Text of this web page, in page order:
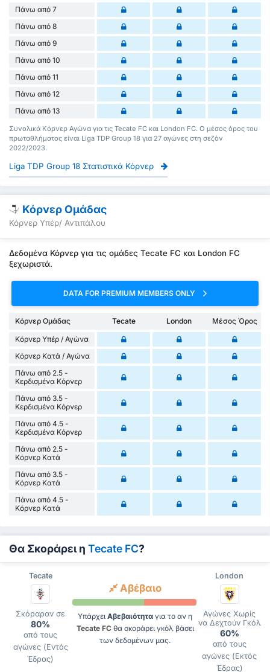
Πάνω από 7
Πάνω από 8
Πάνω από 9
Πάνω από 10
Πάνω από 11
Πάνω από 12
Πάνω από 13
Συνολικά Κόρνερ Αγώνα για τις Tecate FC και London FC. Ο μέσος όρος του
πρωταθλήματος είναι Liga TDP Group 18 για 27 αγώνες στη σεζόν
2022/2023.
Liga TDP Group 18 Στατιστικά Κόρνερ
Κόρνερ Ομάδας
Κόρνερ Υπέρ/ Αντιπάλου
Δεδομένα Κόρνερ για τις ομάδες Tecate FC και London FC
ξεχωριστά.
DATA FOR PREMIUM MEMBERS ONLY
Κόρνερ Ομάδας Tecate London
Μέσος Όρος
Κόρνερ Υπέρ / Αγώνα
Κόρνερ Κατά / Αγώνα
Πάνω από 2.5 -
Κερδισμένα Κόρνερ
Πάνω από 3.5 -
Κερδισμένα Κόρνερ
Πάνω από 4.5 -
Κερδισμένα Κόρνερ
Πάνω από 2.5 -
Κόρνερ Κατά
Πάνω από 3.5 -
Κόρνερ Κατά
Πάνω από 4.5 -
Κόρνερ Κατά
Θα Σκοράρει η Tecate FC?
Tecate London
Σκόραραν σε
80%
από τους
αγώνες (Εντός
Έδρας)
Αβέβαιο
Υπάρχει Αβεβαιότητα για το αν η
Tecate FCθα σκοράρει γκόλ βάσει
των δεδομένων μας.
Αγώνες Χωρίς
να Δεχτούν Γκόλ
60%
από τους
αγώνες (Εκτός
Έδρας)